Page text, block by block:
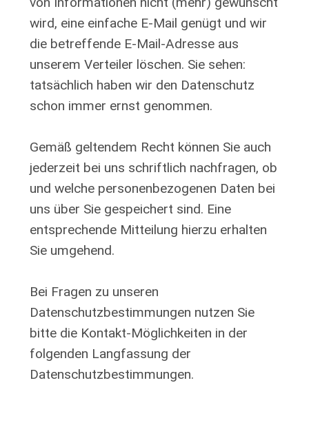
wird, eine einfache E-Mail genügt und wir
die betreffende E-Mail-Adresse aus
unserem Verteiler löschen. Sie sehen:
tatsächlich haben wir den Datenschutz
schon immer ernst genommen.
Gemäß geltendem Recht können Sie auch
jederzeit bei uns schriftlich nachfragen, ob
und welche personenbezogenen Daten bei
uns über Sie gespeichert sind. Eine
entsprechende Mitteilung hierzu erhalten
Sie umgehend.
Bei Fragen zu unseren
Datenschutzbestimmungen nutzen Sie
bitte die Kontakt-Möglichkeiten in der
folgenden Langfassung der
Datenschutzbestimmungen.